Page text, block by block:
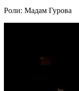
Роли: Мадам Гурова